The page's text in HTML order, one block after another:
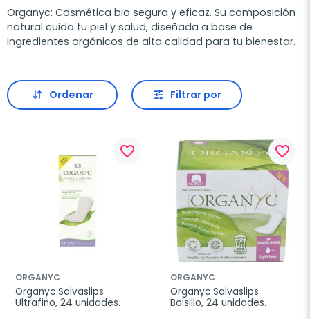
Organyc: Cosmética bio segura y eficaz. Su composición
natural cuida tu piel y salud, diseñada a base de
ingredientes orgánicos de alta calidad para tu bienestar.
Ordenar Filtrar por
favorite_border
ORGANYC
Organyc Salvaslips
Ultrafino, 24 unidades.
favorite_border
ORGANYC
Organyc Salvaslips
Bolsillo, 24 unidades.